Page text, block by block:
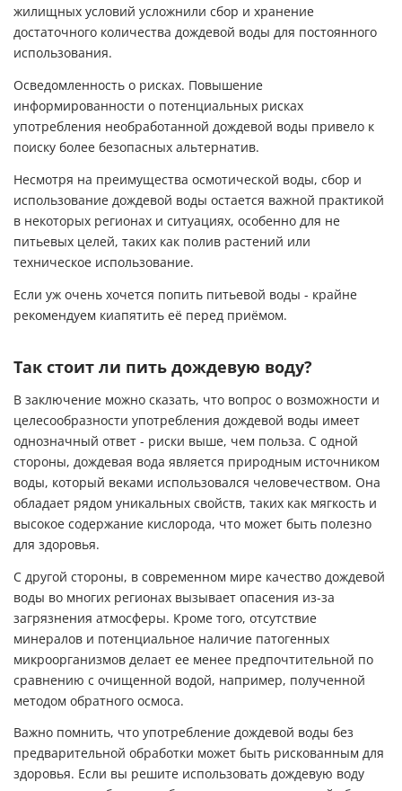
жилищных условий усложнили сбор и хранение
достаточного количества дождевой воды для постоянного
использования.
Осведомленность о рисках. Повышение
информированности о потенциальных рисках
употребления необработанной дождевой воды привело к
поиску более безопасных альтернатив.
Несмотря на преимущества осмотической воды, сбор и
использование дождевой воды остается важной практикой
в некоторых регионах и ситуациях, особенно для не
питьевых целей, таких как полив растений или
техническое использование.
Если уж очень хочется попить питьевой воды - крайне
рекомендуем киапятить её перед приёмом.
Так стоит ли пить дождевую воду?
В заключение можно сказать, что вопрос о возможности и
целесообразности употребления дождевой воды имеет
однозначный ответ - риски выше, чем польза. С одной
стороны, дождевая вода является природным источником
воды, который веками использовался человечеством. Она
обладает рядом уникальных свойств, таких как мягкость и
высокое содержание кислорода, что может быть полезно
для здоровья.
С другой стороны, в современном мире качество дождевой
воды во многих регионах вызывает опасения из-за
загрязнения атмосферы. Кроме того, отсутствие
минералов и потенциальное наличие патогенных
микроорганизмов делает ее менее предпочтительной по
сравнению с очищенной водой, например, полученной
методом обратного осмоса.
Важно помнить, что употребление дождевой воды без
предварительной обработки может быть рискованным для
здоровья. Если вы решите использовать дождевую воду